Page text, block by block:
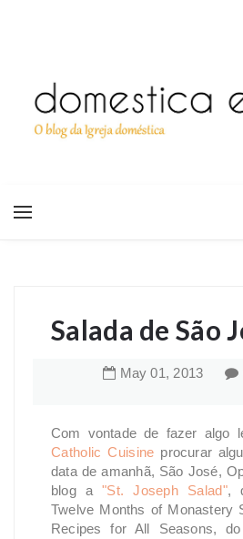
Salada de São
May 01, 2013
Com vontade de fazer algo
Catholic Cuisine procurar
data de amanhã, São José,
blog a "St. Joseph Salad",
Twelve Months of Monastery
Recipes for All Seasons,